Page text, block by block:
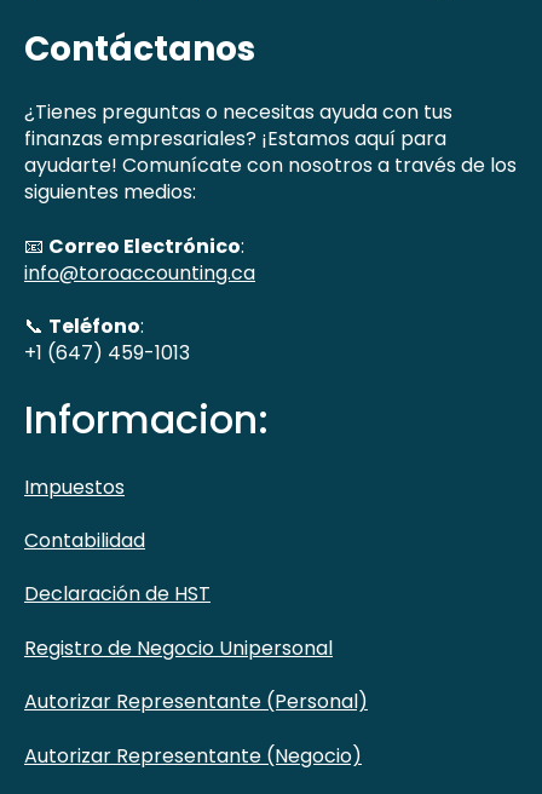
Contáctanos
¿Tienes preguntas o necesitas ayuda con tus
finanzas empresariales? ¡Estamos aquí para
ayudarte! Comunícate con nosotros a través de los
siguientes medios:
📧 Correo Electrónico:
info@toroaccounting.ca
📞 Teléfono:
+1 (647) 459-1013
Informacion:
Impuestos
Contabilidad
Declaración de HST
Registro de Negocio Unipersonal
Autorizar Representante (Personal)
Autorizar Representante (Negocio)